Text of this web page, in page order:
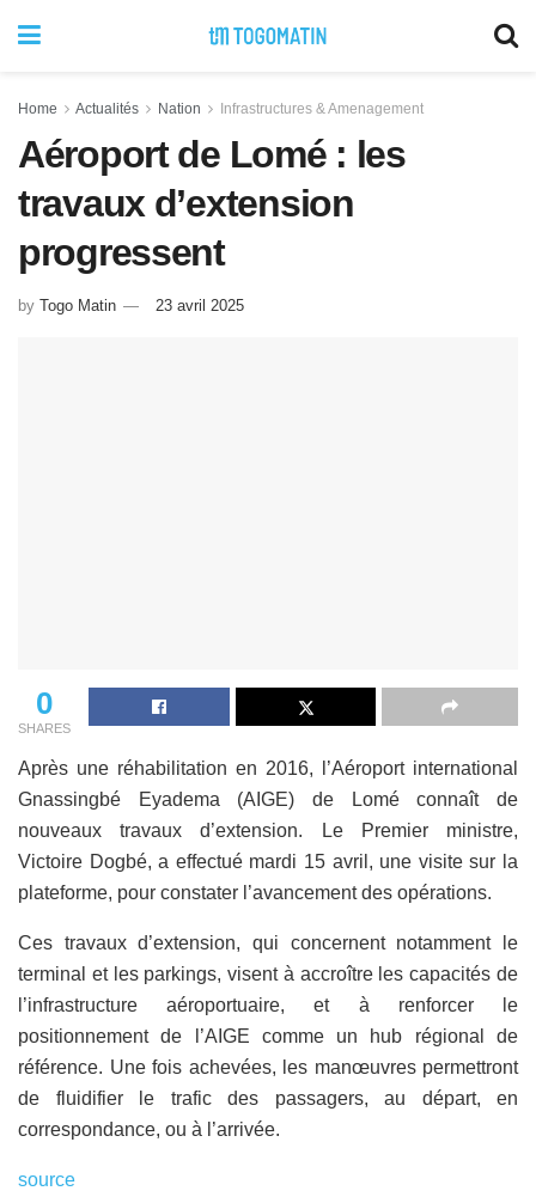
Home Actualités Nation Infrastructures & Amenagement
Aéroport de Lomé : les
travaux d’extension
progressent
by Togo Matin 23 avril 2025
0
SHARES
Après une réhabilitation en 2016, l’Aéroport international
Gnassingbé Eyadema (AIGE) de Lomé connaît de
nouveaux travaux d’extension. Le Premier ministre,
Victoire Dogbé, a effectué mardi 15 avril, une visite sur la
plateforme, pour constater l’avancement des opérations.
Ces travaux d’extension, qui concernent notamment le
terminal et les parkings, visent à accroître les capacités de
l’infrastructure aéroportuaire, et à renforcer le
positionnement de l’AIGE comme un hub régional de
référence. Une fois achevées, les manœuvres permettront
de fluidifier le trafic des passagers, au départ, en
correspondance, ou à l’arrivée.
source